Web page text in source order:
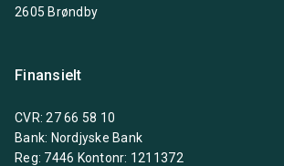
2605 Brøndby
Finansielt
CVR: 27 66 58 10
Bank: Nordjyske Bank
Reg: 7446 Kontonr: 1211372